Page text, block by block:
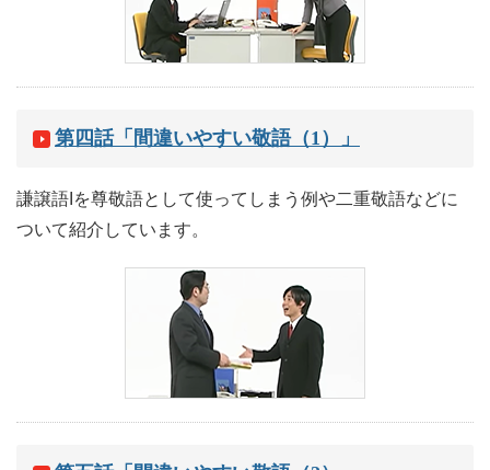
第四話「間違いやすい敬語（1）」
謙譲語Iを尊敬語として使ってしまう例や二重敬語などに
ついて紹介しています。